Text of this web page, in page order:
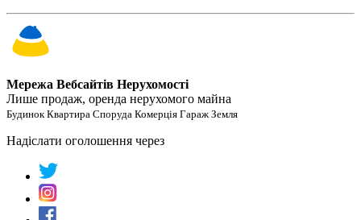
Мережа Вебсайтів Нерухомості
Лише продаж, оренда нерухомого майна
Будинок Квартира Споруда Комерція Гараж Земля
Надіслати оголошення через